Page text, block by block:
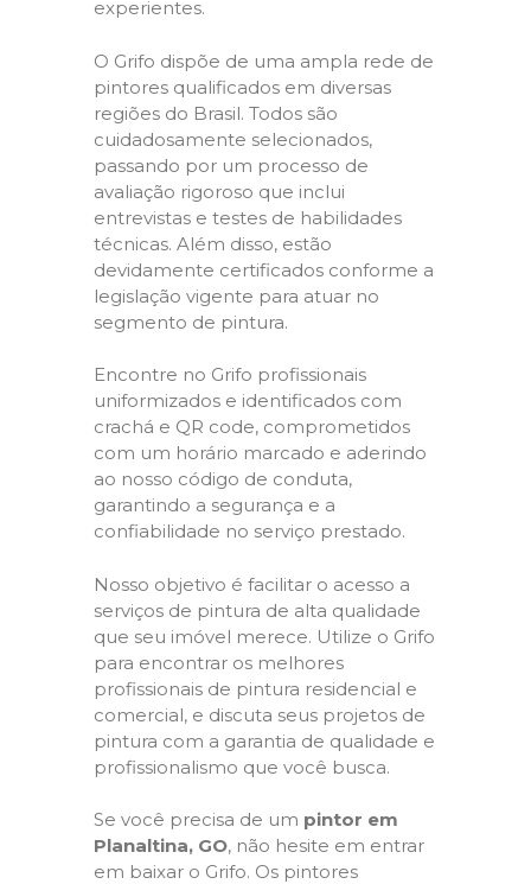
experientes.
O Grifo dispõe de uma ampla rede de
pintores qualificados em diversas
regiões do Brasil. Todos são
cuidadosamente selecionados,
passando por um processo de
avaliação rigoroso que inclui
entrevistas e testes de habilidades
técnicas. Além disso, estão
devidamente certificados conforme a
legislação vigente para atuar no
segmento de pintura.
Encontre no Grifo profissionais
uniformizados e identificados com
crachá e QR code, comprometidos
com um horário marcado e aderindo
ao nosso código de conduta,
garantindo a segurança e a
confiabilidade no serviço prestado.
Nosso objetivo é facilitar o acesso a
serviços de pintura de alta qualidade
que seu imóvel merece. Utilize o Grifo
para encontrar os melhores
profissionais de pintura residencial e
comercial, e discuta seus projetos de
pintura com a garantia de qualidade e
profissionalismo que você busca.
Se você precisa de um pintor em
Planaltina, GO, não hesite em entrar
em baixar o Grifo. Os pintores